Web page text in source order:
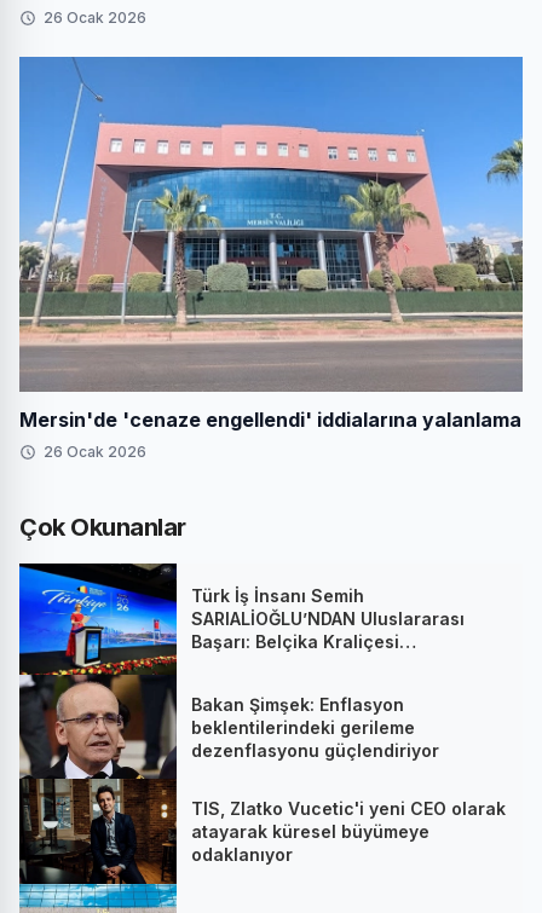
26 Ocak 2026
Mersin'de 'cenaze engellendi' iddialarına yalanlama
26 Ocak 2026
Çok Okunanlar
Türk İş İnsanı Semih
SARIALİOĞLU’NDAN Uluslararası
Başarı: Belçika Kraliçesi
Bakan Şimşek: Enflasyon
beklentilerindeki gerileme
dezenflasyonu güçlendiriyor
TIS, Zlatko Vucetic'i yeni CEO olarak
atayarak küresel büyümeye
odaklanıyor